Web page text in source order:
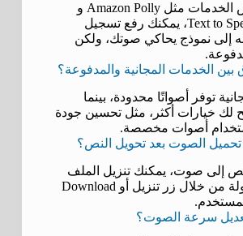
نعم، في بعض الخدمات مثل Amazon Polly و
Text to Speech OpenAI، يمكنك رفع تسجيل
إلى نموذج يحاكي صوتك، ولكن
الخدمات المجانية والمدفوعة؟
توفر أصواتًا محدودة، بينما
لك خيارات أكثر، مثل تحسين جودة
أصوات مخصصة.
الصوت بعد تحويل النص؟
إلى صوت، يمكنك تنزيل الملف
الصوتي بسهولة من خلال زر تنزيل أو Download
سرعة الصوت؟